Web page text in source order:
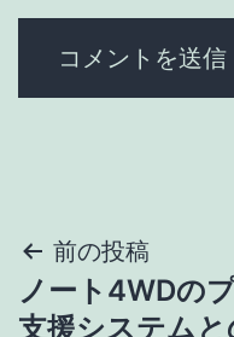
投
稿
前の投稿
ノート4WDの
支援システム